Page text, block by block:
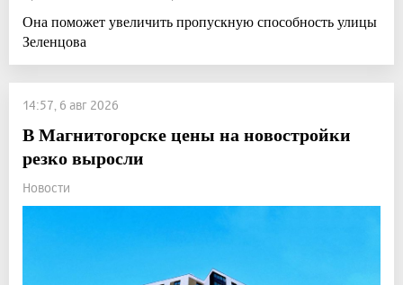
Она поможет увеличить пропускную способность улицы
Зеленцова
14:57, 6 авг 2026
В Магнитогорске цены на новостройки
резко выросли
Новости